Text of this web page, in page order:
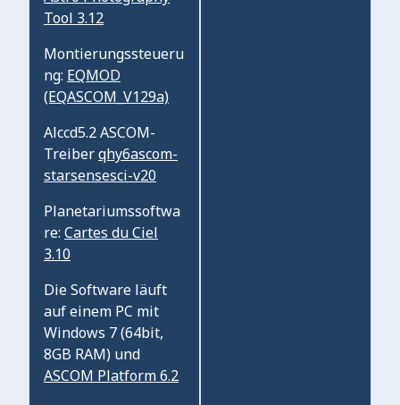
Tool 3.12
Montierungssteueru
ng: EQMOD
(EQASCOM_V129a)
Alccd5.2 ASCOM-
Treiberqhy6ascom-
starsensesci-v20
Planetariumssoftwa
re: Cartes du Ciel
3.10
Die Software läuft
auf einem PC mit
Windows 7 (64bit,
8GB RAM) und
ASCOM Platform 6.2